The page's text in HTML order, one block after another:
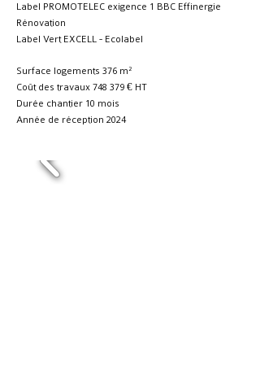
Label PROMOTELEC exigence 1 BBC Effinergie
Rénovation
Label Vert EXCELL - Ecolabel
Surface logements 376 m²
Coût des travaux 748 379 € HT
Durée chantier 10 mois
Année de réception 2024